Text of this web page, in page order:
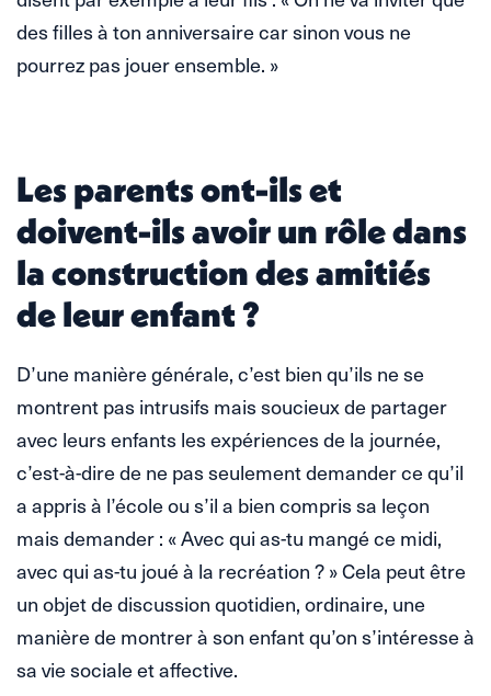
des filles à ton anniversaire car sinon vous ne
pourrez pas jouer ensemble. »
Les parents ont-ils et
doivent-ils avoir un rôle dans
la construction des amitiés
de leur enfant ?
D’une manière générale, c’est bien qu’ils ne se
montrent pas intrusifs mais soucieux de partager
avec leurs enfants les expériences de la journée,
c’est-à-dire de ne pas seulement demander ce qu’il
a appris à l’école ou s’il a bien compris sa leçon
mais demander : « Avec qui as-tu mangé ce midi,
avec qui as-tu joué à la recréation ? » Cela peut être
un objet de discussion quotidien, ordinaire, une
manière de montrer à son enfant qu’on s’intéresse à
sa vie sociale et affective.